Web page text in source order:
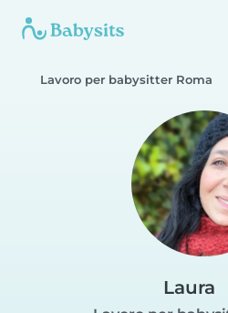
Lavoro per babysitter Roma
Laura